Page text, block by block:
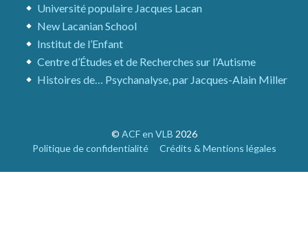
Université populaire Jacques Lacan
New Lacanian School
Institut de l’Enfant
Centre d’Études et de Recherches sur l’Autisme
Histoires de… Psychanalyse, par Jacques-Alain Miller
© ACF en VLB 2026
Politique de confidentialité
Crédits & Mentions légales